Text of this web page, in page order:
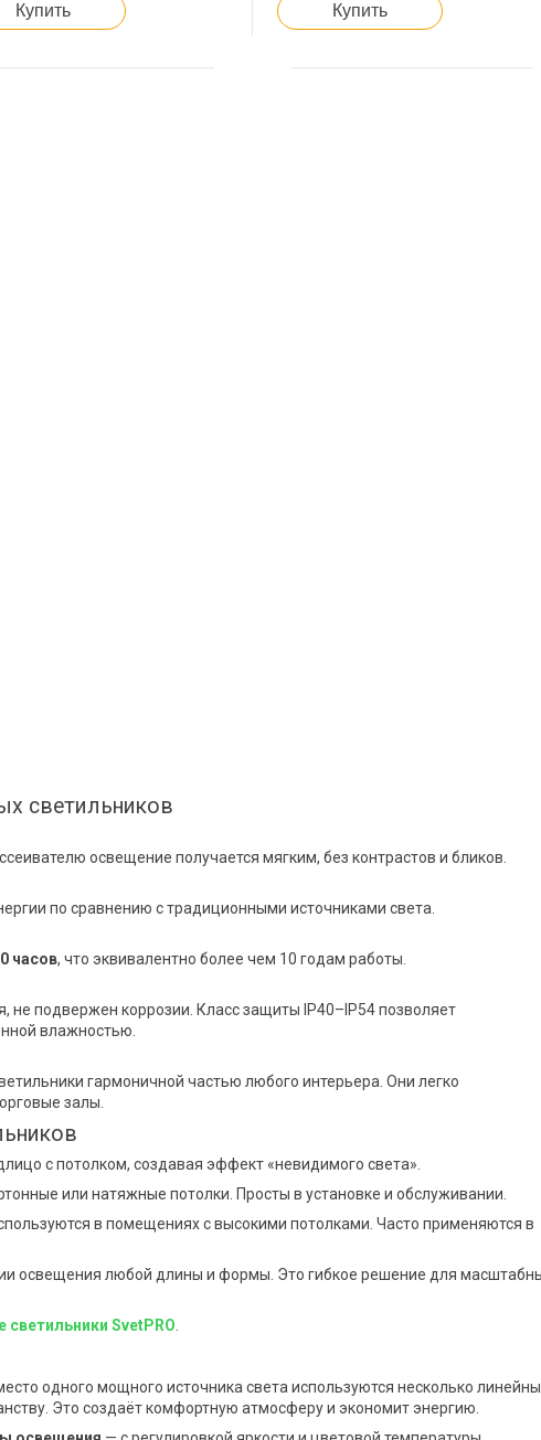
Купить Купить
светильников
освещение получается мягким, без контрастов и бликов.
по сравнению с традиционными источниками света.
часов, что эквивалентно более чем 10 годам работы.
не подвержен коррозии. Класс защиты IP40–IP54 позволяет
влажностью.
гармоничной частью любого интерьера. Они легко
залы.
с потолком, создавая эффект «невидимого света».
или натяжные потолки. Просты в установке и обслуживании.
в помещениях с высокими потолками. Часто применяются в
освещения любой длины и формы. Это гибкое решение для
светильники SvetPRO
одного мощного источника света используются несколько
Это создаёт комфортную атмосферу и экономит энергию.